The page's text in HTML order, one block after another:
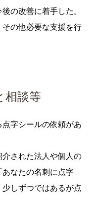
の改善に着手した。
の他必要な支援を行
相談等
字シールの依頼があ
された法人や個人の
なたの名刺に点字
しずつではあるが点